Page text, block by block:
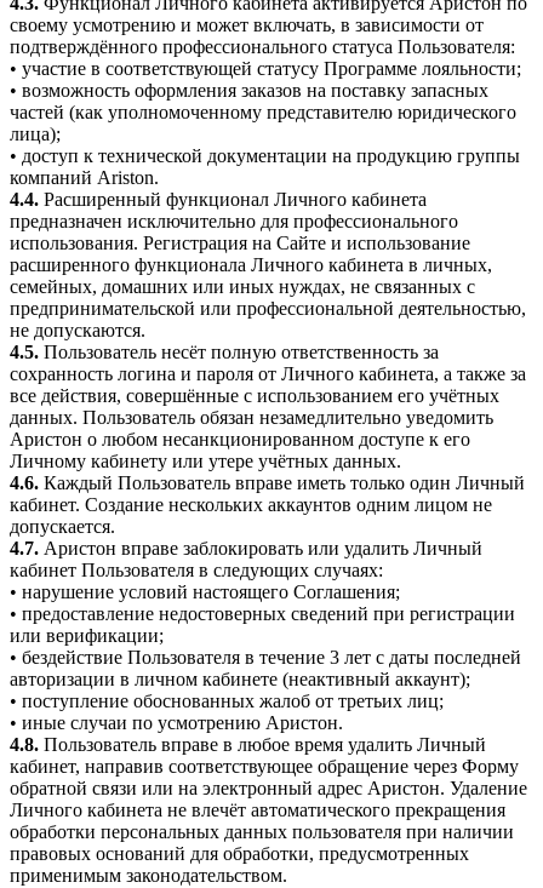
своему усмотрению и может включать, в зависимости от
подтверждённого профессионального статуса Пользователя:
• участие в соответствующей статусу Программе лояльности;
• возможность оформления заказов на поставку запасных
частей (как уполномоченному представителю юридического
лица);
• доступ к технической документации на продукцию группы
компаний Ariston.
4.4. Расширенный функционал Личного кабинета
предназначен исключительно для профессионального
использования. Регистрация на Сайте и использование
расширенного функционала Личного кабинета в личных,
семейных, домашних или иных нуждах, не связанных с
предпринимательской или профессиональной деятельностью,
не допускаются.
4.5. Пользователь несёт полную ответственность за
сохранность логина и пароля от Личного кабинета, а также за
все действия, совершённые с использованием его учётных
данных. Пользователь обязан незамедлительно уведомить
Аристон о любом несанкционированном доступе к его
Личному кабинету или утере учётных данных.
4.6. Каждый Пользователь вправе иметь только один Личный
кабинет. Создание нескольких аккаунтов одним лицом не
допускается.
4.7. Аристон вправе заблокировать или удалить Личный
кабинет Пользователя в следующих случаях:
• нарушение условий настоящего Соглашения;
• предоставление недостоверных сведений при регистрации
или верификации;
• бездействие Пользователя в течение 3 лет с даты последней
авторизации в личном кабинете (неактивный аккаунт);
• поступление обоснованных жалоб от третьих лиц;
• иные случаи по усмотрению Аристон.
4.8. Пользователь вправе в любое время удалить Личный
кабинет, направив соответствующее обращение через Форму
обратной связи или на электронный адрес Аристон. Удаление
Личного кабинета не влечёт автоматического прекращения
обработки персональных данных пользователя при наличии
правовых оснований для обработки, предусмотренных
применимым законодательством.